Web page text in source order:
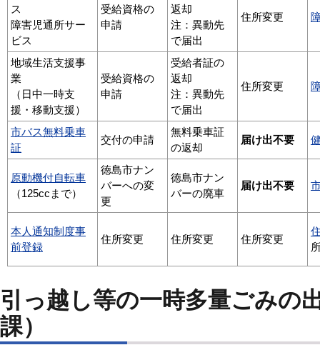
ス
障害児通所サー
ビス
受給資格の
申請
返却
注：異動先
で届出
住所変更
地域生活支援事
業
（日中一時支
援・移動支援）
受給資格の
申請
受給者証の
返却
注：異動先
で届出
住所変更
市バス無料乗車
証
交付の申請
無料乗車証
の返却
届け出不要
原動機付自転車
（125ccまで）
徳島市ナン
バーへの変
更
徳島市ナン
バーの廃車
届け出不要
本人通知制度事
前登録
住所変更 住所変更 住所変更
引っ越し等の一時多量ごみ
課）